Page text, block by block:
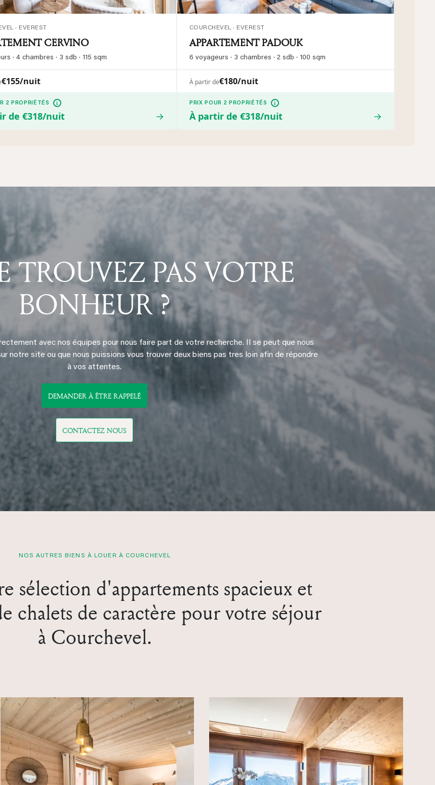
· EVEREST
CERVINO
· 4 chambres · 3 sdb · 115 sqm
€155/nuit
2 PROPRIÉTÉS i
de €318/nuit →
COURCHEVEL · EVEREST
APPARTEMENT PADOUK
6 voyageurs · 3 chambres · 2 sdb · 100 sqm
À partir de€180/nuit
PRIX POUR 2 PROPRIÉTÉS i
À partir de €318/nuit →
TROUVEZ PAS VOTRE
BONHEUR ?
avec nos équipes pour nous faire part de votre recherche. Il se peut que nous
notre site ou que nous puissions vous trouver deux biens pas tres loin afin de répondre
à vos attentes.
DEMANDER À ÊTRE RAPPELÉ
CONTACTEZ NOUS
NOS AUTRES BIENS À LOUER À COURCHEVEL
sélection d'appartements spacieux et
chalets de caractère pour votre séjour
à Courchevel.